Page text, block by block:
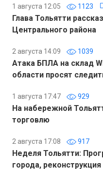
1 августа 12:05 1123
Глава Тольятти
Центрального района
2 августа 14:09 1039
Атака БПЛА на склад
области просят
1 августа 17:47 929
На набережной
торговлю
2 августа 17:08 917
Неделя Тольятти:
города,